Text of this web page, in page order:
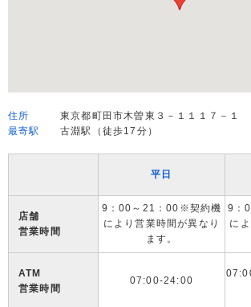
住所
東京都町田市木曽東３－１１１７－１
最寄駅
古淵駅（徒歩17分）
平日
店舗
営業時間
9：00～21：00※契約機
により営業時間が異なり
ます。
9：
に
ATM
営業時間
07:00-24:00